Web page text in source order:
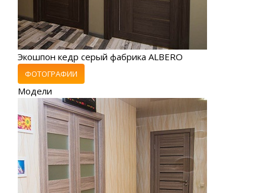
Экошпон кедр серый фабрика ALBERO
ФОТОГРАФИИ
Модели